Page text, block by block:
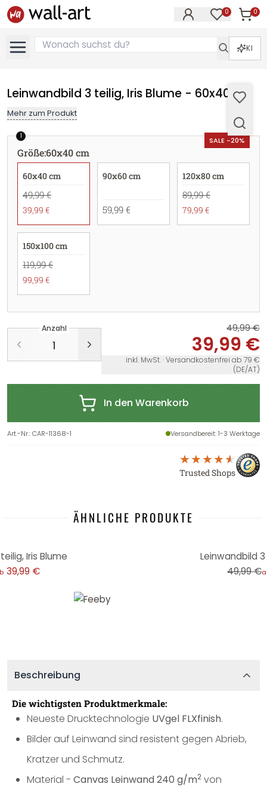
0 0
KI
Leinwandbild 3 teilig, Iris Blume - 60x40 cm
Mehr zum Produkt
SALE -20%
1
Größe:60x40 cm
60x40 cm
49,99 €
39,99 €
90x60 cm
59,99 €
120x80 cm
89,99 €
79,99 €
150x100 cm
119,99 €
99,99 €
Anzahl 49,99 €
39,99 €
inkl. MwSt. · Versandkostenfrei ab 79 €
(DE/AT)
In den Warenkorb
Art.-Nr.:CAR-11368-1 Versandbereit: 1-3 Werktage
Trusted Shops
ÄHNLICHE PRODUKTE
Iris Blume
39,99 €
Leinwandbild
49,99 €
Beschreibung
Die wichtigsten Produktmerkmale:
Neueste Drucktechnologie UVgel FLXfinish.
Bilder auf Leinwand sind resistent gegen Abrieb,
Kratzer und Schmutz.
Material - Canvas Leinwand 240 g/m2 von